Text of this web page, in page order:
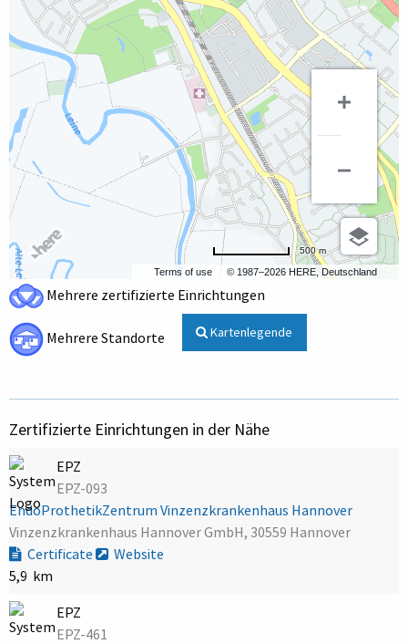
Terms of use © 1987–2026 HERE, Deutschland
500 m
Mehrere zertifizierte Einrichtungen
Mehrere Standorte Kartenlegende
Zertifizierte Einrichtungen in der Nähe
EPZ
EPZ-093
EndoProthetikZentrum Vinzenzkrankenhaus Hannover
Vinzenzkrankenhaus Hannover GmbH, 30559 Hannover
Certificate
Website
5,9 km
EPZ
EPZ-461